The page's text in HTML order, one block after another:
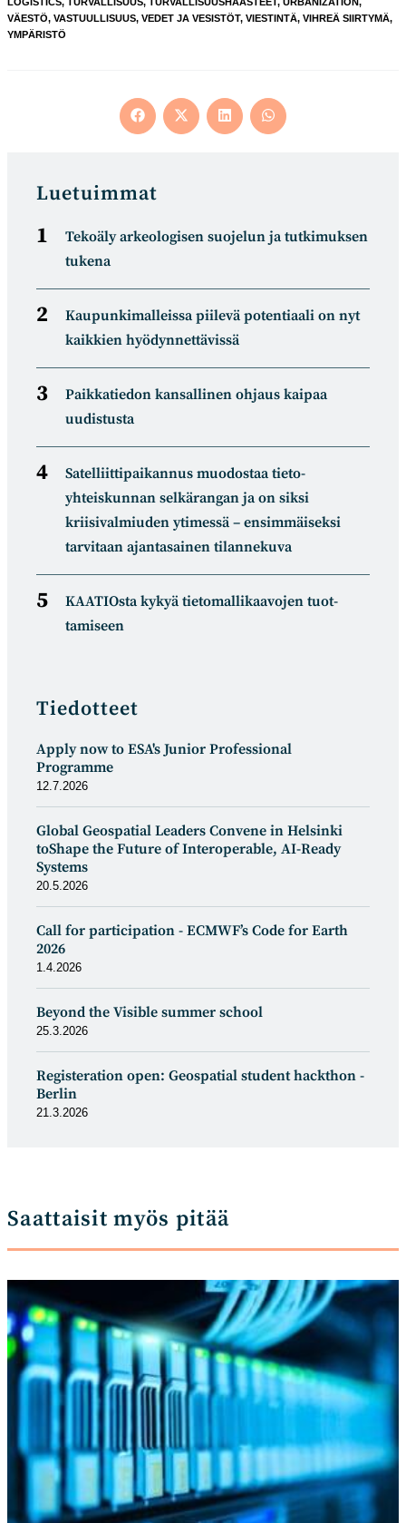
VÄESTÖ, VASTUULLISUUS, VEDET JA VESISTÖT, VIESTINTÄ, VIHREÄ SIIRTYMÄ,
YMPÄRISTÖ
Opens
in
Opens
in
Opens
in
Opens
in
Luetuimmat
Tekoäly arkeologisen suojelun ja tutkimuksen
tukena
Kaupunkimalleissa piilevä potentiaali on nyt
kaikkien hyödynnettävissä
Paikkatiedon kansallinen ohjaus kaipaa
uudistusta
Satelliitti­paikannus muodostaa tieto­
yhteiskunnan selkä­rangan ja on siksi
kriisivalmiuden ytimessä – ensimmäiseksi
tarvitaan ajantasainen tilannekuva
KAATIOsta kykyä tietomal­likaa­vojen tuot­
tamiseen
Tiedotteet
Apply now to ESA's Junior Professional
Programme
12.7.2026
Global Geospatial Leaders Convene in Helsinki
toShape the Future of Interoperable, AI-Ready
Systems
20.5.2026
Call for participation - ECMWF’s Code for Earth
2026
1.4.2026
Beyond the Visible summer school
25.3.2026
Registeration open: Geospatial student hackthon -
Berlin
21.3.2026
Saattaisit myös pitää